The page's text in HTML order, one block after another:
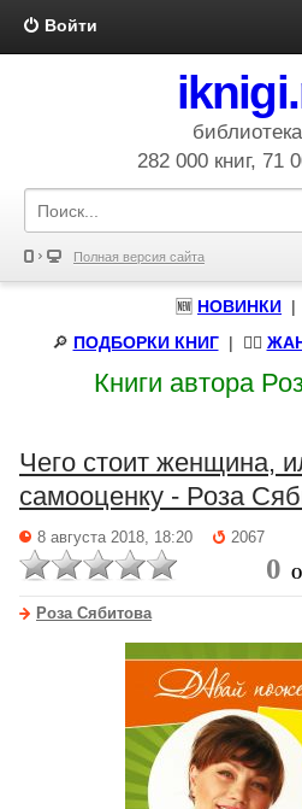
Войти
282 000 книг, 71
Полная версия сайта
🆕 НОВИНКИ |
🔎 ПОДБОРКИ КНИГ| 🧝‍♀️
Книги автора
Чего стоит женщина,
самооценку - Роза
8 августа 2018, 18:20 2067
0
Роза Сябитова